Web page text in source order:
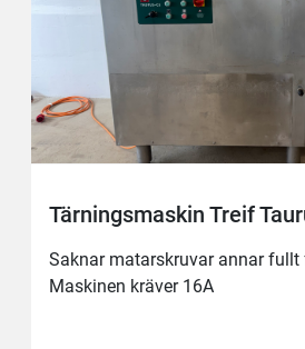
Tärningsmaskin Treif
Saknar matarskruvar annar fullt
Maskinen kräver 16A